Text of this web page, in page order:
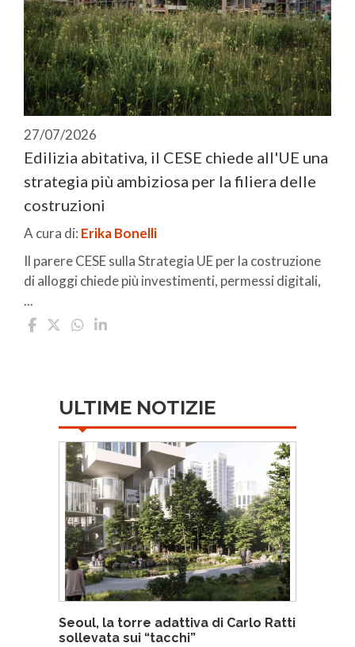
27/07/2026
Edilizia abitativa, il CESE chiede all'UE una
strategia più ambiziosa per la filiera delle
costruzioni
A cura di: Erika Bonelli
Il parere CESE sulla Strategia UE per la costruzione
di alloggi chiede più investimenti, permessi digitali,
...
ULTIME NOTIZIE
Seoul, la torre adattiva di Carlo Ratti
sollevata sui “tacchi”